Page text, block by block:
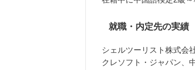
就職・内定先の実績
シェルツーリスト株式会
クレソフト・ジャパン、